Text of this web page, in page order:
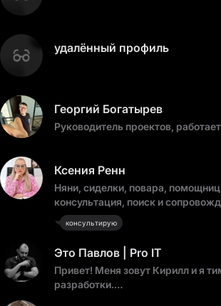
удалённый профиль
Георгий Богатырев
Руководитель проектов,
Ксения Ренн
Няни, сиделки, повара,
консультация, поиск и
консультирую
Это Павлов | Pro IT
Привет! Меня зовут Кирилл и я
разработки.